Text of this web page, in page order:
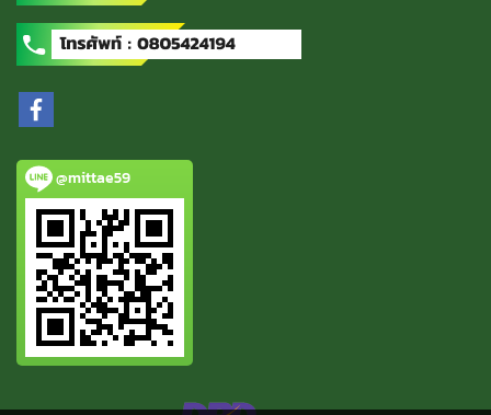
@mittae59